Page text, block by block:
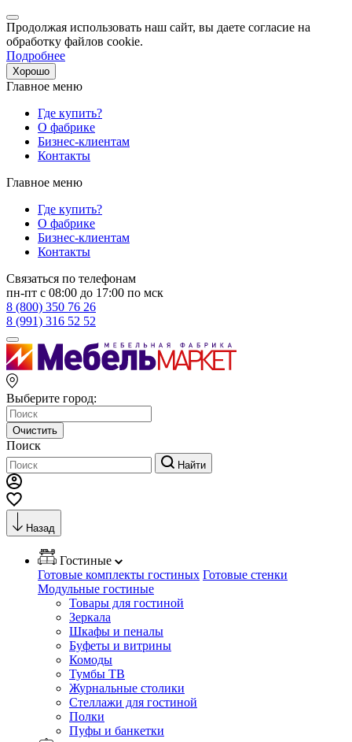
Продолжая использовать наш сайт, вы даете согласие на
обработку файлов cookie.
Подробнее
Хорошо
Главное меню
Где купить?
О фабрике
Бизнес-клиентам
Контакты
Главное меню
Где купить?
О фабрике
Бизнес-клиентам
Контакты
Связаться по телефонам
пн-пт с 08:00 до 17:00 по мск
8 (800) 350 76 26
8 (991) 316 52 52
Выберите город:
Очистить
Поиск
Найти
Назад
Гостиные
Готовые комплекты гостиных Готовые стенки
Модульные гостиные
Товары для гостиной
Зеркала
Шкафы и пеналы
Буфеты и витрины
Комоды
Тумбы ТВ
Журнальные столики
Стеллажи для гостиной
Полки
Пуфы и банкетки